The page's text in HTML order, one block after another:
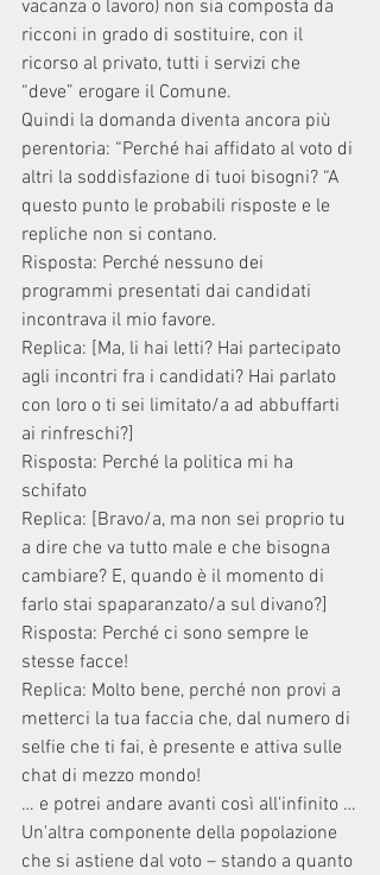
vacanza o lavoro) non sia composta da
ricconi in grado di sostituire, con il
ricorso al privato, tutti i servizi che
“deve” erogare il Comune.
Quindi la domanda diventa ancora più
perentoria: “Perché hai affidato al voto di
altri la soddisfazione di tuoi bisogni? “A
questo punto le probabili risposte e le
repliche non si contano.
Risposta: Perché nessuno dei
programmi presentati dai candidati
incontrava il mio favore.
Replica: [Ma, li hai letti? Hai partecipato
agli incontri fra i candidati? Hai parlato
con loro o ti sei limitato/a ad abbuffarti
ai rinfreschi?]
Risposta: Perché la politica mi ha
schifato
Replica: [Bravo/a, ma non sei proprio tu
a dire che va tutto male e che bisogna
cambiare? E, quando è il momento di
farlo stai spaparanzato/a sul divano?]
Risposta: Perché ci sono sempre le
stesse facce!
Replica: Molto bene, perché non provi a
metterci la tua faccia che, dal numero di
selfie che ti fai, è presente e attiva sulle
chat di mezzo mondo!
… e potrei andare avanti così all'infinito …
Un'altra componente della popolazione
che si astiene dal voto – stando a quanto